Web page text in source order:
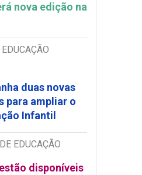
nova edição na
duas novas
para ampliar o
Infantil
EDUCAÇÃO
disponíveis